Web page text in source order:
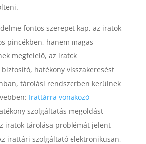
fontos szerepet kap, az iratok
pincékben, hanem magas
megfelelő, az iratok
hatékony visszakeresést
tárolási rendszerben kerülnek
Irattárra vonakozó
szolgáltatás megoldást
iratok tárolása problémát jelent
irattári szolgáltató elektronikusan,